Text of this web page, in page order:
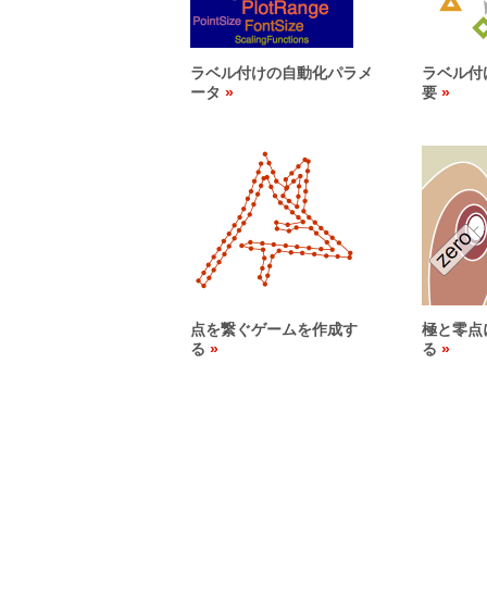
ラベル付けの自動化パラメ
ータ
ラベル
要
点を繋ぐゲームを作成す
る
極と零点
る